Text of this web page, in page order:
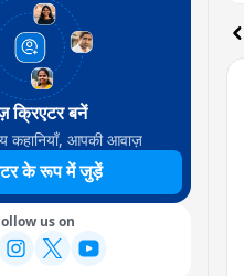
क्रिएटर बनें
कहानियाँ, आपकी आवाज़
के रूप में जुड़ें
us on